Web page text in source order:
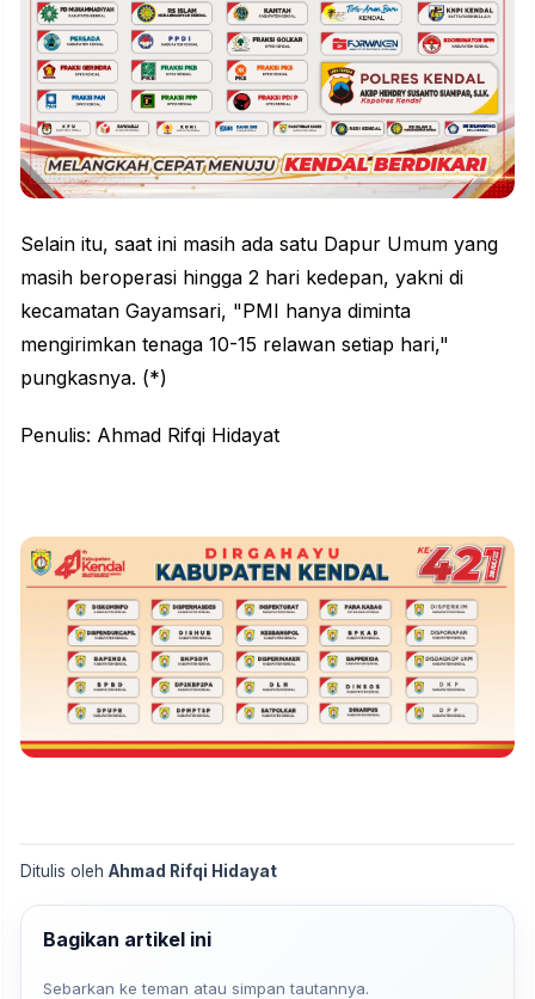
Selain itu, saat ini masih ada satu Dapur Umum yang
masih beroperasi hingga 2 hari kedepan, yakni di
kecamatan Gayamsari, "PMI hanya diminta
mengirimkan tenaga 10-15 relawan setiap hari,"
pungkasnya. (*)
Penulis: Ahmad Rifqi Hidayat
Ditulis oleh Ahmad Rifqi Hidayat
Bagikan artikel ini
Sebarkan ke teman atau simpan tautannya.